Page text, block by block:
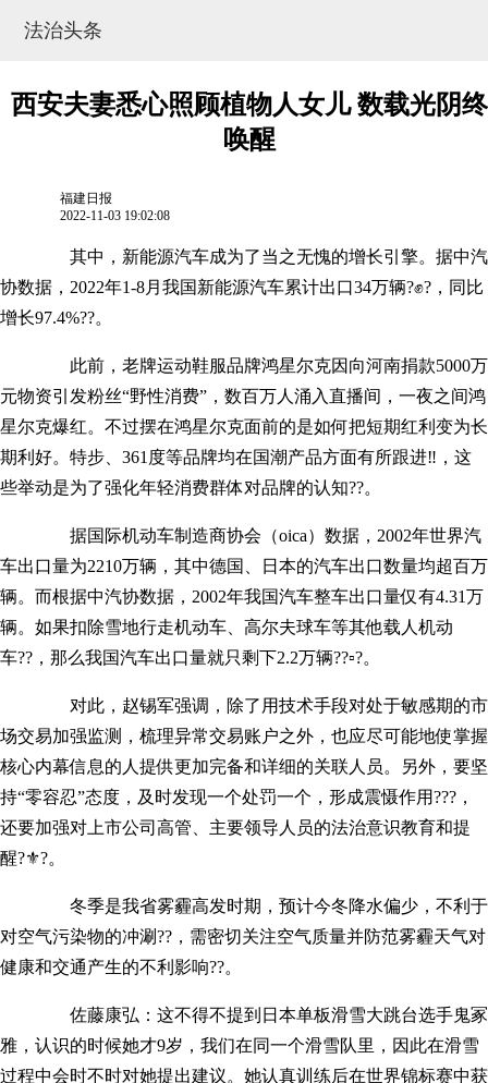
法治头条
西安夫妻悉心照顾植物人女儿 数载光阴终
唤醒
福建日报
2022-11-03 19:02:08
其中，新能源汽车成为了当之无愧的增长引擎。据中汽
协数据，2022年1-8月我国新能源汽车累计出口34万辆?✊?，同比
增长97.4%??。
此前，老牌运动鞋服品牌鸿星尔克因向河南捐款5000万
元物资引发粉丝“野性消费”，数百万人涌入直播间，一夜之间鸿
星尔克爆红。不过摆在鸿星尔克面前的是如何把短期红利变为长
期利好。特步、361度等品牌均在国潮产品方面有所跟进‼，这
些举动是为了强化年轻消费群体对品牌的认知??。
据国际机动车制造商协会（oica）数据，2002年世界汽
车出口量为2210万辆，其中德国、日本的汽车出口数量均超百万
辆。而根据中汽协数据，2002年我国汽车整车出口量仅有4.31万
辆。如果扣除雪地行走机动车、高尔夫球车等其他载人机动
车??，那么我国汽车出口量就只剩下2.2万辆??▫?。
对此，赵锡军强调，除了用技术手段对处于敏感期的市
场交易加强监测，梳理异常交易账户之外，也应尽可能地使掌握
核心内幕信息的人提供更加完备和详细的关联人员。另外，要坚
持“零容忍”态度，及时发现一个处罚一个，形成震慑作用???，
还要加强对上市公司高管、主要领导人员的法治意识教育和提
醒?⚜?。
冬季是我省雾霾高发时期，预计今冬降水偏少，不利于
对空气污染物的冲涮??，需密切关注空气质量并防范雾霾天气对
健康和交通产生的不利影响??。
佐藤康弘：这不得不提到日本单板滑雪大跳台选手鬼冢
雅，认识的时候她才9岁，我们在同一个滑雪队里，因此在滑雪
过程中会时不时对她提出建议。她认真训练后在世界锦标赛中获